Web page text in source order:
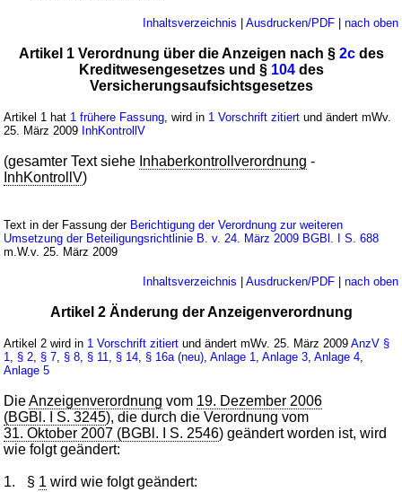
Inhaltsverzeichnis | Ausdrucken/PDF| nach oben
Artikel 1 Verordnung über die Anzeigen nach § 2cdes
Kreditwesengesetzes und § 104des
Versicherungsaufsichtsgesetzes
Artikel 1 hat 1 frühere Fassung , wird in 1 Vorschrift zitiert und ändert mWv.
25. März 2009 InhKontrollV
(gesamter Text siehe Inhaberkontrollverordnung -
InhKontrollV)
Text in der Fassung der Berichtigung der Verordnung zur weiteren
Umsetzung der Beteiligungsrichtlinie B. v. 24. März 2009 BGBl. I S. 688
m.W.v. 25. März 2009
Inhaltsverzeichnis | Ausdrucken/PDF| nach oben
Artikel 2 Änderung der Anzeigenverordnung
Artikel 2 wird in 1 Vorschrift zitiert und ändert mWv. 25. März 2009AnzV §
1
§ 2 § 7 § 8 § 11 § 14 § 16a (neu) ,Anlage 1 ,Anlage 3 ,Anlage 4
Anlage 5
DieAnzeigenverordnung vom 19. Dezember 2006
(BGBl. I S. 3245), die durch die Verordnung vom
31. Oktober 2007 (BGBl. I S. 2546) geändert worden ist, wird
wie folgt geändert:
1. § 1 wird wie folgt geändert: